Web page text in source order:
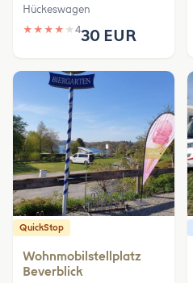
Hückeswagen
★ ★ ★ ★ ★ 430 EUR
QuickStop
Wohnmobilstellplatz
Beverblick